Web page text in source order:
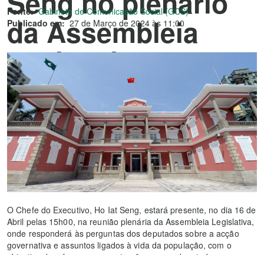
da Assembleia
Legislativa a 16 de
Abril
Fonte: Gabinete de Comunicação Social (GCS)
Publicado em: 27 de Março de 2024 às 11:00
O Chefe do Executivo, Ho Iat Seng, estará presente, no dia 16 de
Abril pelas 15h00, na reunião plenária da Assembleia Legislativa,
onde responderá às perguntas dos deputados sobre a acção
governativa e assuntos ligados à vida da população, com o